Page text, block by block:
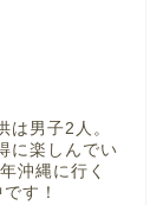
は男子2人。
に楽しんでい
沖縄に行く
す！